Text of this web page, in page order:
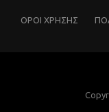
ΌΡΟΙ ΧΡΗΣΗΣ